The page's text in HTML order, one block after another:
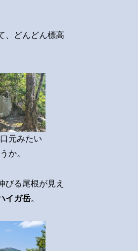
、どんどん標高
元みたい
か。
びる尾根が見え
イガ岳。